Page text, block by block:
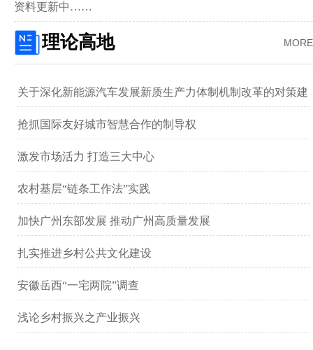
资料更新中……
MORE
理论高地
关于深化新能源汽车发展新质生产力体制机制改革的对策建
议 ——以广汽集团为例
抢抓国际友好城市智慧合作的制导权
激发市场活力 打造三大中心
农村基层“链条工作法”实践
加快广州东部发展 推动广州高质量发展
扎实推进乡村公共文化建设
安徽岳西“一宅两院”调查
浅论乡村振兴之产业振兴